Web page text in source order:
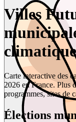
Villes
Carte interactive des
2026 en France. Plus
programmes, sites de
Élections